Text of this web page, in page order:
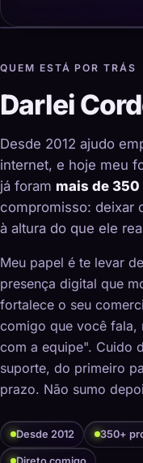
QUEM ESTÁ POR TRÁS
Darlei
Desde 2012 ajudo
internet, e hoje meu
já foram mais de
compromisso: deixar
à altura do que ele
Meu papel é te levar
presença digital que
fortalece o seu
comigo que você fala,
com a equipe". Cuido
suporte, do primeiro
prazo. Não sumo
Desde 2012 350+